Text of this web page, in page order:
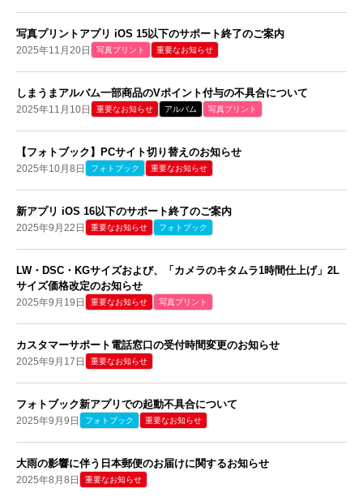
写真プリントアプリ iOS 15以下のサポート終了のご案内
2025年11月20日 写真プリント 重要なお知らせ
しまうまアルバム一部商品のVポイント付与の不具合について
2025年11月10日 重要なお知らせ アルバム 写真プリント
【フォトブック】PCサイト切り替えのお知らせ
2025年10月8日 フォトブック 重要なお知らせ
新アプリ iOS 16以下のサポート終了のご案内
2025年9月22日 重要なお知らせ フォトブック
LW・DSC・KGサイズおよび、「カメラのキタムラ1時間仕上げ」2L
サイズ価格改定のお知らせ
2025年9月19日 重要なお知らせ 写真プリント
カスタマーサポート電話窓口の受付時間変更のお知らせ
2025年9月17日 重要なお知らせ
フォトブック新アプリでの起動不具合について
2025年9月9日 フォトブック 重要なお知らせ
大雨の影響に伴う日本郵便のお届けに関するお知らせ
2025年8月8日 重要なお知らせ